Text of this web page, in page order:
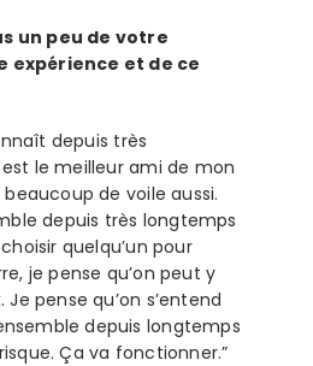
un peu de votre
expérience et de ce
depuis très
le meilleur ami de mon
de voile aussi.
depuis très longtemps
quelqu’un pour
je pense qu’on peut y
pense qu’on s’entend
depuis longtemps
Ça va fonctionner.”